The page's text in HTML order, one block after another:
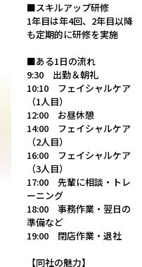
■スキルアップ研修
1年目は年4回、2年目以降
も定期的に研修を実施
■ある1日の流れ
9:30 出勤＆朝礼
10:10 フェイシャルケア
（1人目）
12:00 お昼休憩
14:00 フェイシャルケア
（2人目）
16:00 フェイシャルケア
（3人目）
17:00 先輩に相談・トレ
ーニング
18:00 事務作業・翌日の
準備など
19:00 閉店作業・退社
【同社の魅力】